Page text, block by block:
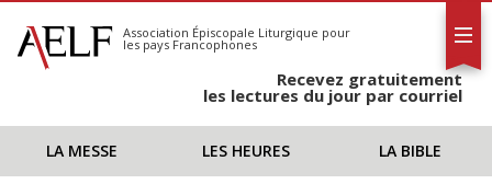
S'abonner
Calendrier
Association Épiscopale Liturgique pour
les pays Francophones
Recevez gratuitement
les lectures du jour par courriel
LA MESSE LES HEURES LA BIBLE